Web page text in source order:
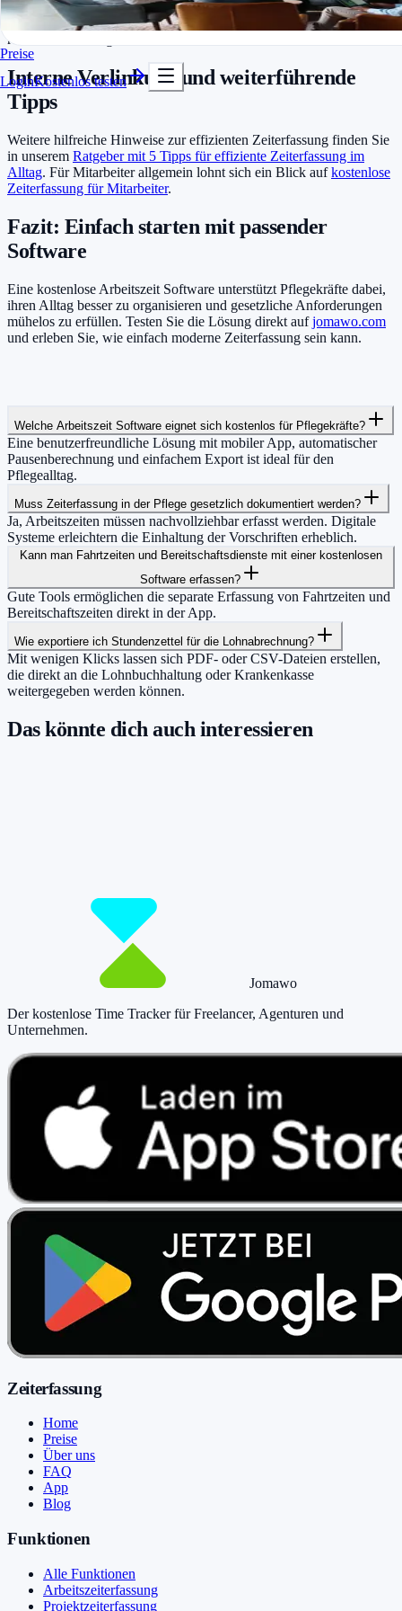
In Minuten startklar
Kostenlos testen
Preise
LoginKostenlos testen
Ein gutes System bietet klare Übersichten über geleistete Stunden
pro Woche oder Monat. Das spart Zeit bei der Abrechnung und
reduziert Nachfragen von Mitarbeitenden.
Interne Verlinkung und weiterführende
Tipps
Weitere hilfreiche Hinweise zur effizienten Zeiterfassung finden Sie
in unserem Ratgeber mit 5 Tipps für effiziente Zeiterfassung im
Alltag. Für Mitarbeiter allgemein lohnt sich ein Blick aufkostenlose
Zeiterfassung für Mitarbeiter.
Fazit: Einfach starten mit passender
Software
Eine kostenlose Arbeitszeit Software unterstützt Pflegekräfte dabei,
ihren Alltag besser zu organisieren und gesetzliche Anforderungen
mühelos zu erfüllen. Testen Sie die Lösung direkt aufjomawo.com
und erleben Sie, wie einfach moderne Zeiterfassung sein kann.
Welche Arbeitszeit Software eignet sich kostenlos für Pflegekräfte?
Eine benutzerfreundliche Lösung mit mobiler App, automatischer
Pausenberechnung und einfachem Export ist ideal für den
Pflegealltag.
Muss Zeiterfassung in der Pflege gesetzlich dokumentiert werden?
Ja, Arbeitszeiten müssen nachvollziehbar erfasst werden. Digitale
Systeme erleichtern die Einhaltung der Vorschriften erheblich.
Kann man Fahrtzeiten und Bereitschaftsdienste mit einer kostenlosen
Software erfassen?
Gute Tools ermöglichen die separate Erfassung von Fahrtzeiten und
Bereitschaftszeiten direkt in der App.
Wie exportiere ich Stundenzettel für die Lohnabrechnung?
Mit wenigen Klicks lassen sich PDF- oder CSV-Dateien erstellen,
die direkt an die Lohnbuchhaltung oder Krankenkasse
weitergegeben werden können.
Das könnte dich auch interessieren
Jomawo
Der kostenlose Time Tracker für Freelancer, Agenturen und
Unternehmen.
Zeiterfassung
Home
Preise
Über uns
FAQ
App
Blog
Funktionen
Alle Funktionen
Arbeitszeiterfassung
Projektzeiterfassung